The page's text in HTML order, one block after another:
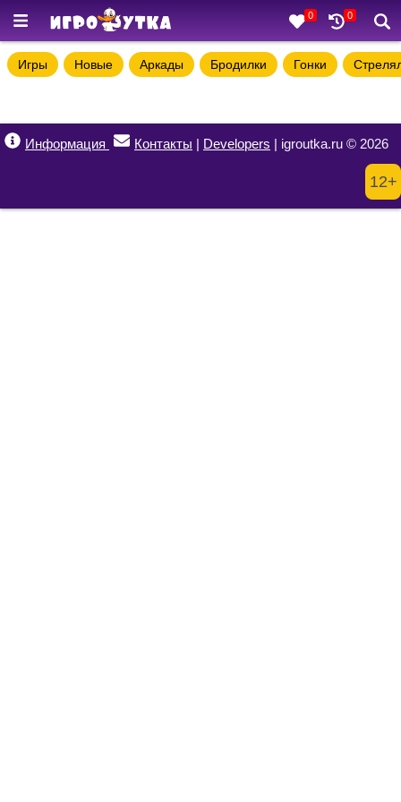
0 0
Игры Новые Аркады Бродилки Гонки
Информация Контакты | Developers | igroutka.ru © 2026
12+